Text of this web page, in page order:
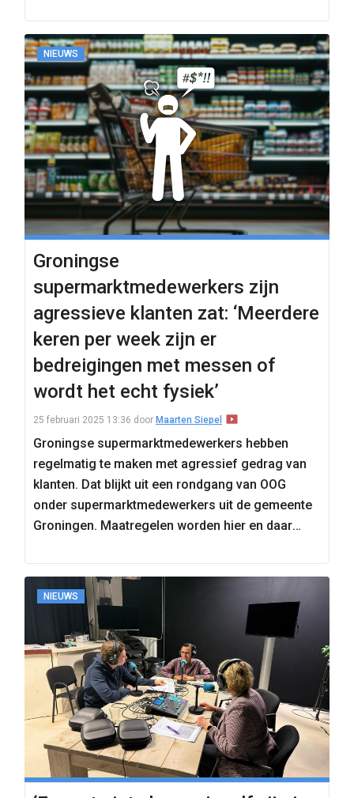
NIEUWS
Groningse
supermarktmedewerkers zijn
agressieve klanten zat: ‘Meerdere
keren per week zijn er
bedreigingen met messen of
wordt het echt fysiek’
25 februari 2025 13:36 door Maarten Siepel
Groningse supermarktmedewerkers hebben
regelmatig te maken met agressief gedrag van
klanten. Dat blijkt uit een rondgang van OOG
onder supermarktmedewerkers uit de gemeente
Groningen. Maatregelen worden hier en daar
NIEUWS